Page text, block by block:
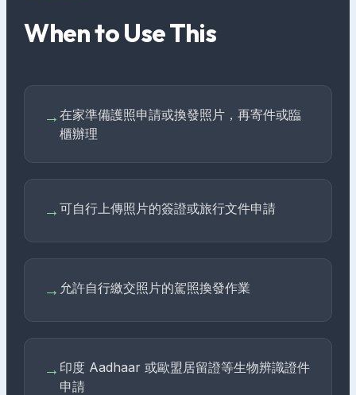
When to Use This
→在家準備護照申請或換發照片，再寄件或臨
櫃辦理
→可自行上傳照片的簽證或旅行文件申請
→ 允許自行繳交照片的駕照換發作業
→ 印度 Aadhaar 或歐盟居留證等生物辨識證件
申請